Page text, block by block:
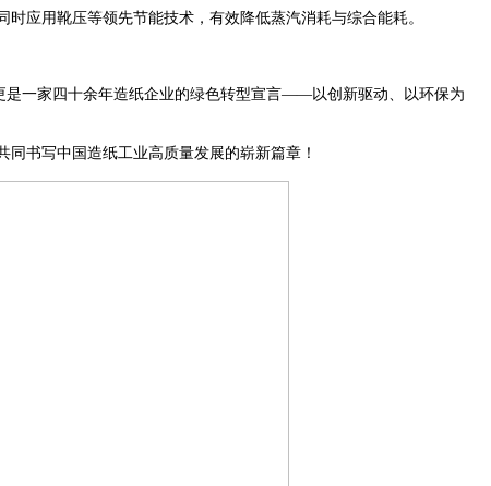
应用靴压等领先节能技术，有效降低蒸汽消耗与综合能耗。
是一家四十余年造纸企业的绿色转型宣言——以创新驱动、以环保为
书写中国造纸工业高质量发展的崭新篇章！